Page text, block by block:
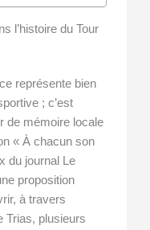
l’histoire du Tour
représente bien
; c’est
de mémoire locale
« À chacun son
du journal Le
proposition
à travers
Trias, plusieurs